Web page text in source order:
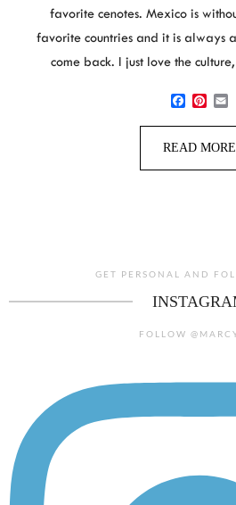
favorite cenotes. Mexico is
favorite countries and it is always
come back. I just love the
READ MORE
GET PERSONAL AND
FOLLOW